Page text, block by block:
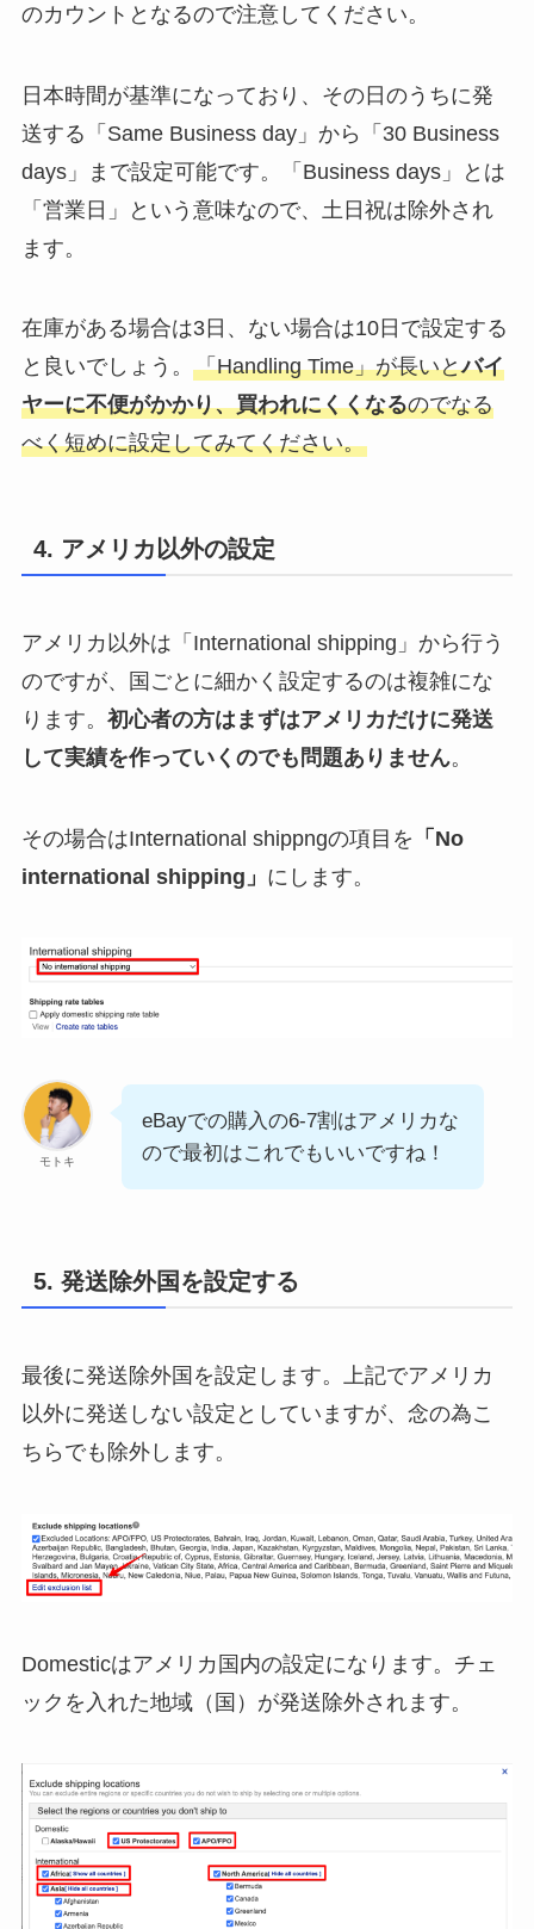
のカウントとなるので注意してください。
日本時間が基準になっており、その日のうちに発
送する「Same Business day」から「30 Business
days」まで設定可能です。「Business days」とは
「営業日」という意味なので、土日祝は除外され
ます。
在庫がある場合は3日、ない場合は10日で設定する
と良いでしょう。 「Handling Time」が長いとバイ
ヤーに不便がかかり、買われにくくなるのでなる
べく短めに設定してみてください。
4. アメリカ以外の設定
アメリカ以外は「International shipping」から行う
のですが、国ごとに細かく設定するのは複雑にな
ります。 初心者の方はまずはアメリカだけに発送
して実績を作っていくのでも問題ありません。
その場合はInternational shippngの項目を 「No
international shipping」 にします。
モトキ
eBayでの購入の6-7割はアメリカな
ので最初はこれでもいいですね！
5. 発送除外国を設定する
最後に発送除外国を設定します。上記でアメリカ
以外に発送しない設定としていますが、念の為こ
ちらでも除外します。
Domesticはアメリカ国内の設定になります。チェ
ックを入れた地域（国）が発送除外されます。